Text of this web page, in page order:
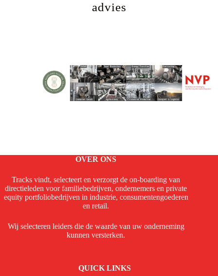
advies
OVER ONS
Tracks vindt, selecteert en verzorgt de on-boarding van
directieleden voor familiebedrijven, ondernemers en private
equity portfoliobedrijven in industrie, consumentengoederen
en retail.
Wij selecteren leiders die de waarde van uw onderneming
kunnen versterken.
QUICK LINKS